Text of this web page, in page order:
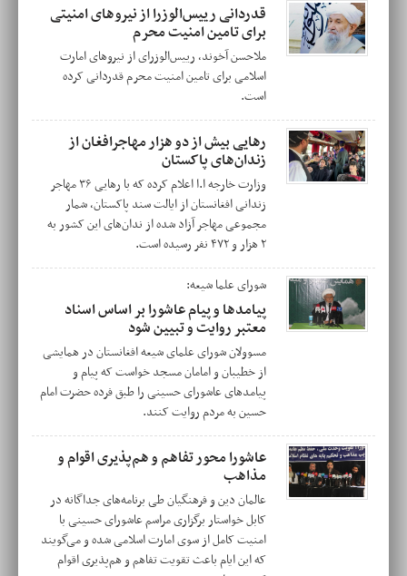
قدردانی رییس‌الوزرا از نیروهای امنیتی
برای تامین امنیت محرم
ملاحسن آخوند، رییس‌الوزرای از نیروهای امارت
اسلامی برای تامین امنیت محرم قدردانی کرده
است.
رهایی بیش از دو هزار مهاجرافغان از
زندان‌های پاکستان
وزارت خارجه ا.ا اعلام کرده که با رهایی ۳۶ مهاجر
زندانی افغانستان از ایالت سند پاکستان، شمار
مجموعی مهاجر آزاد شده از ندان‌های این کشور به
۲ هزار و ۴۷۲ نفر رسیده است.
شورای علما شیعه:
پیامد‌ها و پیام عاشورا بر اساس اسناد
معتبر روایت و تبیین شود
مسوولان شورای علمای شیعه افغانستان در همایشی
از خطیبان و امامان مسجد خواست که پیام و
پیامدهای عاشورای حسینی را طبق فرده حضرت امام
حسین به مردم روایت کنند.
عاشورا محور تفاهم و هم‌پذیری اقوام و
مذاهب
عالمان دین و فرهنگیان طی برنامه‌‌های جداگانه در
کابل خواستار برگزاری مراسم عاشورای حسینی با
امنیت کامل از سوی امارت اسلامی شده‌ و می‌گویند
که این ایام باعث تقویت تفاهم و هم‌پذیری اقوام